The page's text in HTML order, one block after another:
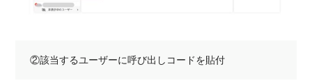
②該当するユーザーに呼び出しコードを貼付